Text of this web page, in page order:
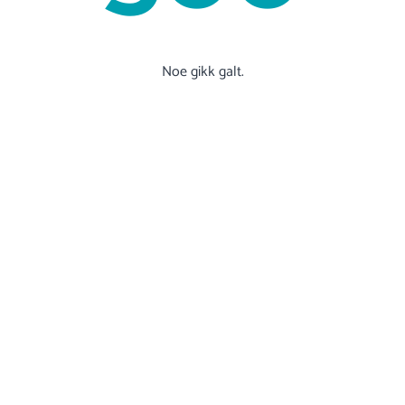
Noe gikk galt.